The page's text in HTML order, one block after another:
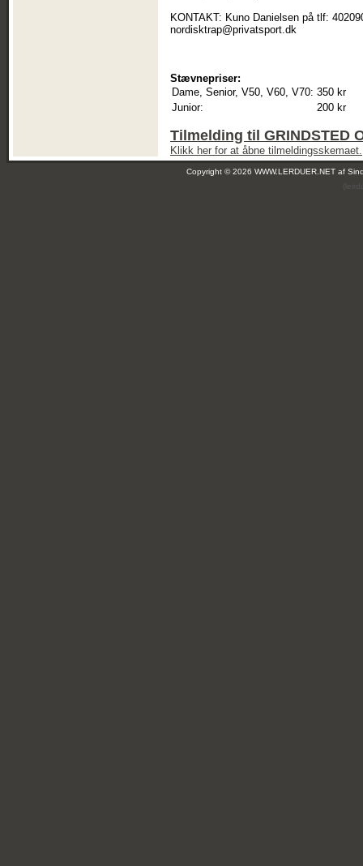
KONTAKT: Kuno Danielsen på tlf:
nordisktrap@privatsport.dk
Stævnepriser:
Dame, Senior, V50, V60, V70: 350 kr
Junior:
200 kr
Tilmelding til GRINDSTED
Klikk her for at åbne tilmeldingsskemaet.
Copyright © 2026 WWW.LERDUER.NET af